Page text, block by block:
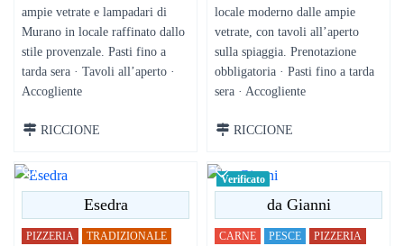
ampie vetrate e lampadari di
Murano in locale raffinato dallo
stile provenzale. Pasti fino a
tarda sera · Tavoli all’aperto ·
Accogliente
RICCIONE
locale moderno dalle ampie
vetrate, con tavoli all’aperto
sulla spiaggia. Prenotazione
obbligatoria · Pasti fino a tarda
sera · Accogliente
RICCIONE
Esedra
PIZZERIA TRADIZIONALE
Verificato
da Gianni
CARNE PESCE
PIZZERIA